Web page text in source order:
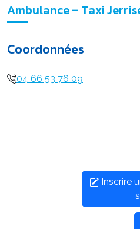
Ambulance – Taxi
Coordonnées
04 66 53 76 09
Inscrire